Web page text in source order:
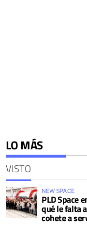
LO MÁS
VISTO
NEW SPACE
PLD Space
qué le falta
cohete a